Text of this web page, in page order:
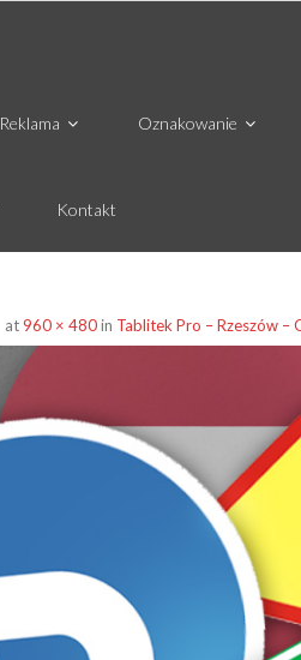
Reklama Oznakowanie
Kontakt
at960 × 480in Tablitek Pro – Rzeszów –